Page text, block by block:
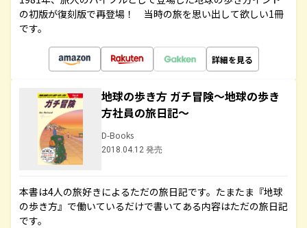
の初版が復刻版で再登場！ 当時の旅を思い出して欲しい1冊
です。
詳細を見る
地球の歩き方 ガチ冒険～地球の歩き
方社員の旅日記～
D-Books
2018.04.12 発売
本書は4人の旅好きによるただの旅日記です。たまたま『地球
の歩き方』で働いているだけで書いてある内容はただの旅日記
です。